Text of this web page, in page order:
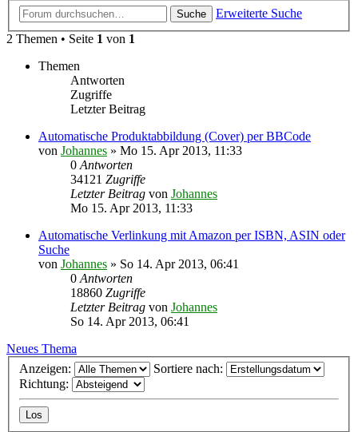
Suche
Erweiterte Suche
2 Themen • Seite 1 von 1
Themen
Antworten
Zugriffe
Letzter Beitrag
Automatische Produktabbildung (Cover) per BBCode
von Johannes » Mo 15. Apr 2013, 11:33
0 Antworten
34121 Zugriffe
Letzter Beitrag von Johannes
Mo 15. Apr 2013, 11:33
Automatische Verlinkung mit Amazon per ISBN, ASIN oder
Suche
von Johannes » So 14. Apr 2013, 06:41
0 Antworten
18860 Zugriffe
Letzter Beitrag von Johannes
So 14. Apr 2013, 06:41
Neues Thema
Anzeigen:
Sortiere nach:
Richtung: